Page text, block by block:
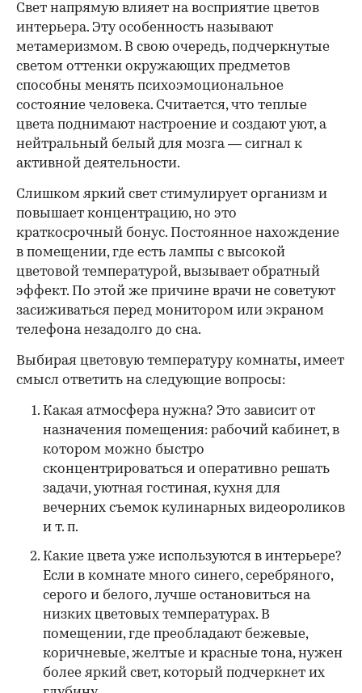
Свет напрямую влияет на восприятие цветов
интерьера. Эту особенность называют
метамеризмом. В свою очередь, подчеркнутые
светом оттенки окружающих предметов
способны менять психоэмоциональное
состояние человека. Считается, что теплые
цвета поднимают настроение и создают уют, а
нейтральный белый для мозга — сигнал к
активной деятельности.
Слишком яркий свет стимулирует организм и
повышает концентрацию, но это
краткосрочный бонус. Постоянное нахождение
в помещении, где есть лампы с высокой
цветовой температурой, вызывает обратный
эффект. По этой же причине врачи не советуют
засиживаться перед монитором или экраном
телефона незадолго до сна.
Выбирая цветовую температуру комнаты, имеет
смысл ответить на следующие вопросы:
Какая атмосфера нужна? Это зависит от
назначения помещения: рабочий кабинет, в
котором можно быстро
сконцентрироваться и оперативно решать
задачи, уютная гостиная, кухня для
вечерних съемок кулинарных видеороликов
и т. п.
Какие цвета уже используются в интерьере?
Если в комнате много синего, серебряного,
серого и белого, лучше остановиться на
низких цветовых температурах. В
помещении, где преобладают бежевые,
коричневые, желтые и красные тона, нужен
более яркий свет, который подчеркнет их